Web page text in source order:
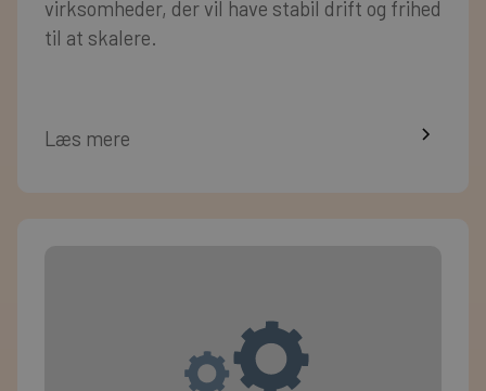
virksomheder, der vil have stabil drift og frihed
til at skalere.
Læs mere